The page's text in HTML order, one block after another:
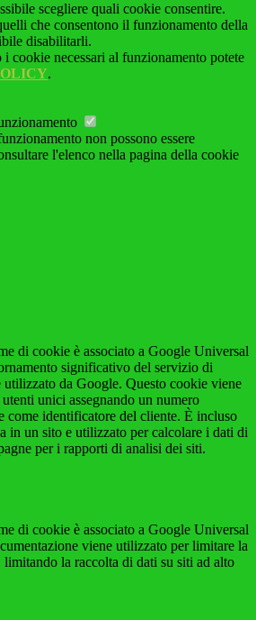
scegliere quali cookie consentire.
che consentono il funzionamento della
disabilitarli.
i cookie necessari al funzionamento potete
.
non possono essere
l'elenco nella pagina della cookie
di cookie è associato a Google Universal
significativo del servizio di
utilizzato da Google. Questo cookie viene
unici assegnando un numero
come identificatore del cliente. È incluso
in un sito e utilizzato per calcolare i dati di
per i rapporti di analisi dei siti.
di cookie è associato a Google Universal
viene utilizzato per limitare la
limitando la raccolta di dati su siti ad alto